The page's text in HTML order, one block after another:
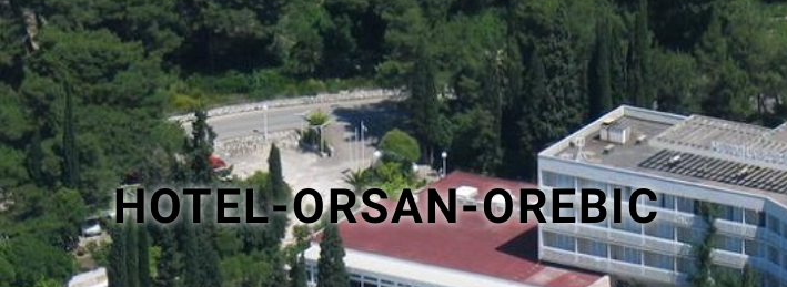
HOTEL-ORSAN-OREBIC